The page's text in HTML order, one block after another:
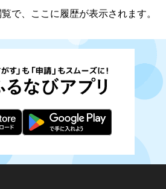
で、ここに履歴が表示されます。